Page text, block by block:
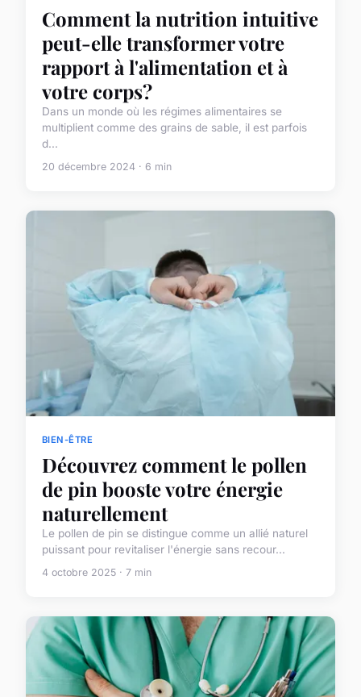
Comment la nutrition intuitive
peut-elle transformer votre
rapport à l'alimentation et à
votre corps?
Dans un monde où les régimes alimentaires se
multiplient comme des grains de sable, il est parfois
d...
20 décembre 2024 · 6 min
BIEN-ÊTRE
Découvrez comment le pollen
de pin booste votre énergie
naturellement
Le pollen de pin se distingue comme un allié naturel
puissant pour revitaliser l'énergie sans recour...
4 octobre 2025 · 7 min